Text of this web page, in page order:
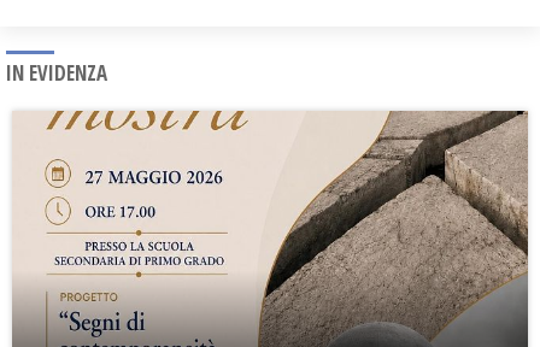
IN EVIDENZA